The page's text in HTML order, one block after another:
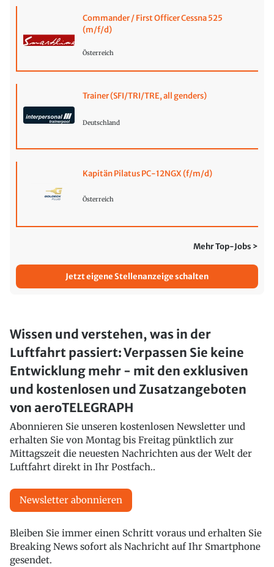
Commander / First Officer Cessna 525
(m/f/d)
Österreich
Trainer (SFI/TRI/TRE, all genders)
Deutschland
Kapitän Pilatus PC-12NGX (f/m/d)
Österreich
Mehr Top-Jobs >
Jetzt eigene Stellenanzeige schalten
Wissen und verstehen, was in der
Luftfahrt passiert: Verpassen Sie keine
Entwicklung mehr - mit den exklusiven
und kostenlosen und Zusatzangeboten
von aeroTELEGRAPH
Abonnieren Sie unseren kostenlosen Newsletter und
erhalten Sie von Montag bis Freitag pünktlich zur
Mittagszeit die neuesten Nachrichten aus der Welt der
Luftfahrt direkt in Ihr Postfach..
Newsletter abonnieren
Bleiben Sie immer einen Schritt voraus und erhalten Sie
Breaking News sofort als Nachricht auf Ihr Smartphone
gesendet.